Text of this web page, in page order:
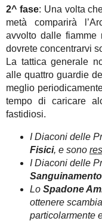
2^ fase: Una volta
metà comparirà
avvolto dalle fiamme
dovrete concentrarvi
La tattica generale
alle quattro guardie
meglio
tempo di caricare
fastidiosi.
I Diaconi delle
Fisici, e sono
I Diaconi delle
Sanguinamento
Lo Spadone
ottenere
particolarmente